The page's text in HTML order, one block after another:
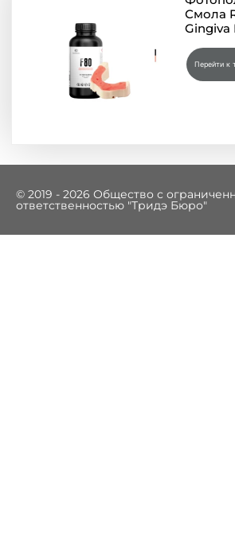
Смола
Gingiva
Перейти к
© 2019 - 2026 Общество с
ответственностью "Тридэ Бюро"